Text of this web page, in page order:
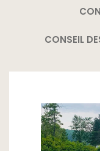
CONSEIL